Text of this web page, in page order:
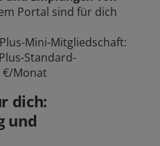
Portal sind für dich
Plus-Mini-Mitgliedschaft:
Standard-
€/Monat
dich:
und